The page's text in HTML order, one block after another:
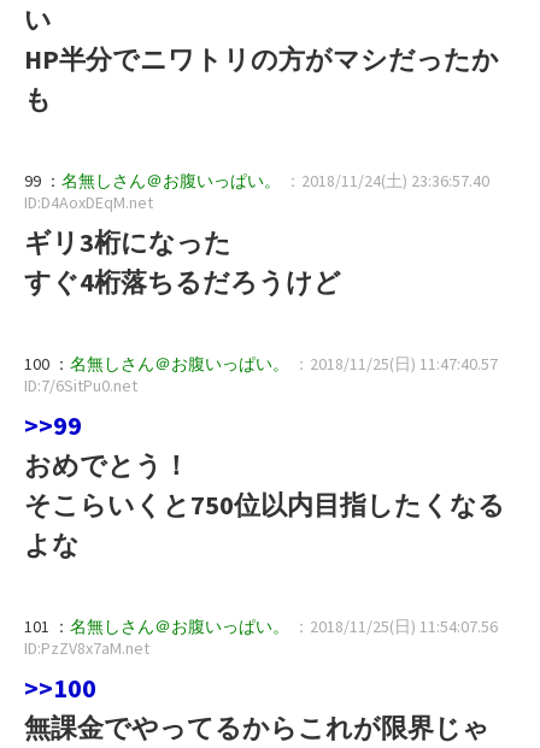
い
HP半分でニワトリの方がマシだったか
も
99 ： 名無しさん＠お腹いっぱい。
：2018/11/24(土) 23:36:57.40
ID:D4AoxDEqM.net
ギリ3桁になった
すぐ4桁落ちるだろうけど
100 ： 名無しさん＠お腹いっぱい。
：2018/11/25(日) 11:47:40.57
ID:7/6SitPu0.net
>>99
おめでとう！
そこらいくと750位以内目指したくなる
よな
101 ： 名無しさん＠お腹いっぱい。
：2018/11/25(日) 11:54:07.56
ID:PzZV8x7aM.net
>>100
無課金でやってるからこれが限界じゃ